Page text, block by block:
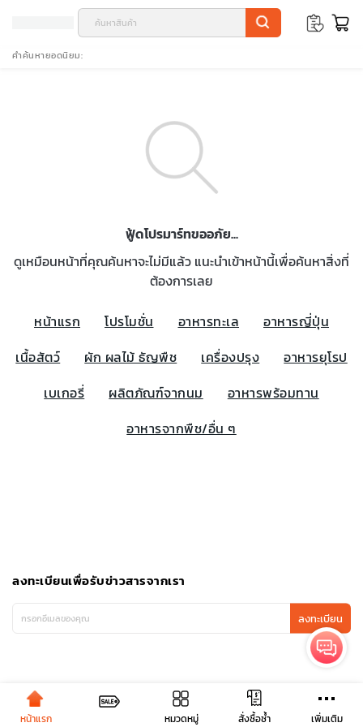
คำค้นหายอดนิยม
ฟู้ดโปรมาร์ทขออภัย...
ดูเหมือนหน้าที่คุณค้นหาจะไม่มีแล้ว แนะนำเข้าหน้านี้เพื่อค้นหาสิ่งที่
ต้องการเลย
หน้าแรก โปรโมชั่น อาหารทะเล
อาหารญี่ปุ่น
เนื้อสัตว์
ผัก ผลไม้ ธัญพืช เครื่องปรุง
อาหารยุโรป
เบเกอรี่
ผลิตภัณฑ์จากนม
อาหารพร้อมทาน
อาหารจากพืช/อื่น ๆ
ลงทะเบียนเพื่อรับข่าวสารจากเรา
ลงทะเบียน
หน้าแรก หมวดหมู่ สั่งซื้อซ้ำ เพิ่มเติม